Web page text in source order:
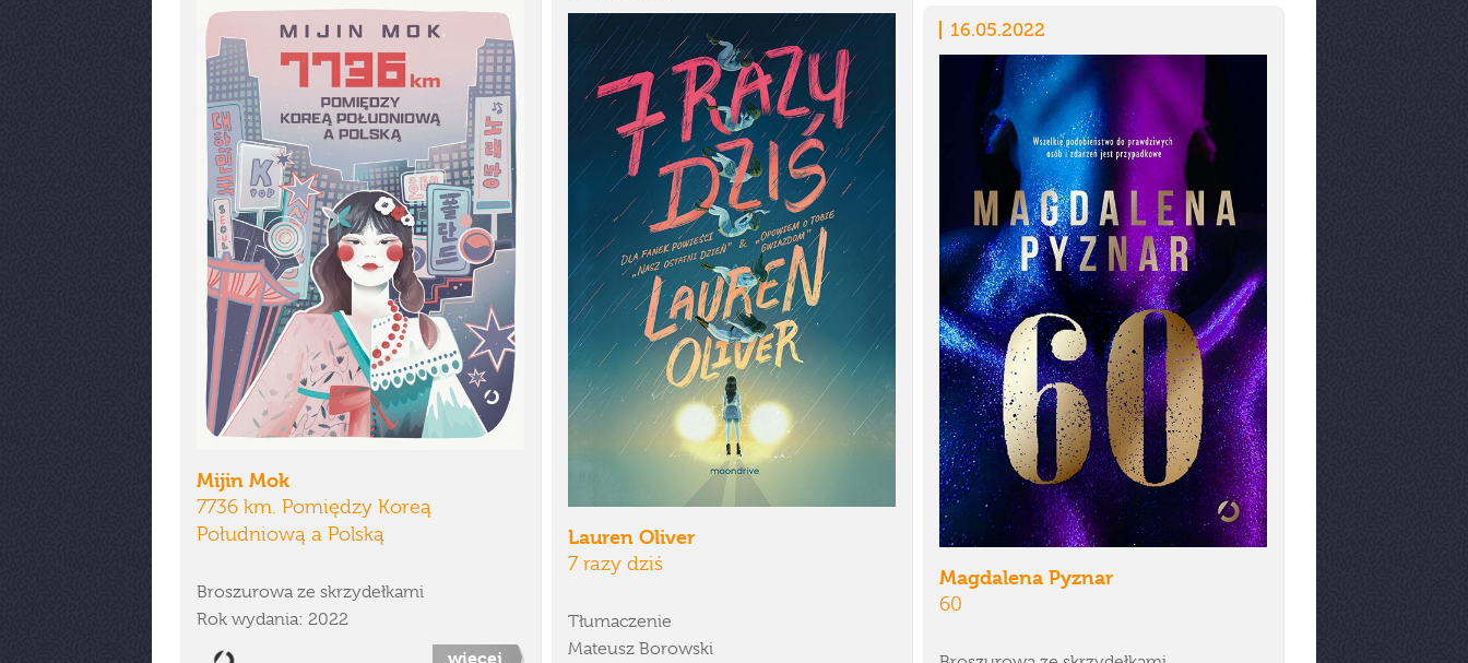
Mijin Mok
7736 km. Pomiędzy Koreą
Południową a Polską
Broszurowa ze skrzydełkami
Rok wydania: 2022
więcej
Lauren Oliver
7 razy dziś
Tłumaczenie
Mateusz Borowski
16.05.2022
Magdalena Pyznar
60